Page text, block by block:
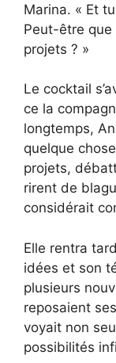
Marina. « Et
Peut-être que
projets ? »
Le cocktail
ce la
longtemps,
quelque
projets,
rirent de
considérait
Elle rentra
idées et son
plusieurs
reposaient
voyait non
possibilités